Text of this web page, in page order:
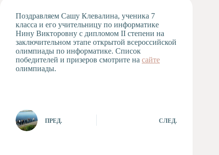
студия
Музыкальное
отделение
Психологическая
Служба
Поздравляем Сашу Клевалина, ученика 7
класса и его учительницу по информатике
Нину Викторовну с дипломом II степени на
заключительном этапе открытой всероссийской
олимпиады по информатике. Список
победителей и призеров смотрите на сайте
олимпиады.
ПРЕД. СЛЕД.